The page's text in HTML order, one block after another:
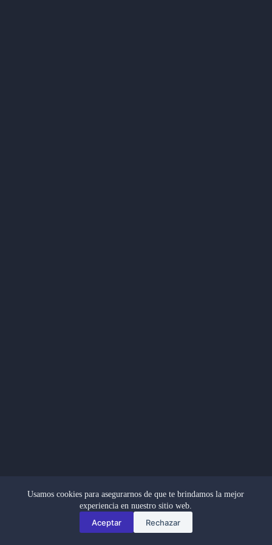
Usamos cookies para asegurarnos de que te brindamos la mejor
experiencia en nuestro sitio web.
Aceptar Rechazar